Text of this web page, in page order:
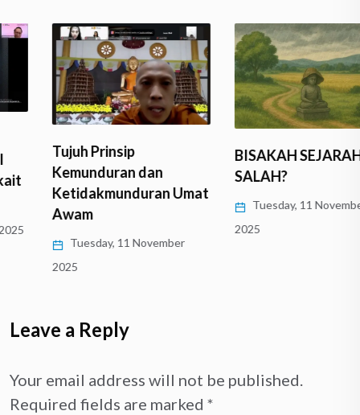
Tujuh Prinsip
Kemunduran dan
Ketidakmunduran Umat
Tuesday, 11 November
BISAKAH SEJARAH
SALAH?
Tuesday, 11 November
Leave a Reply
Your email address will not be published.
Required fields are marked *